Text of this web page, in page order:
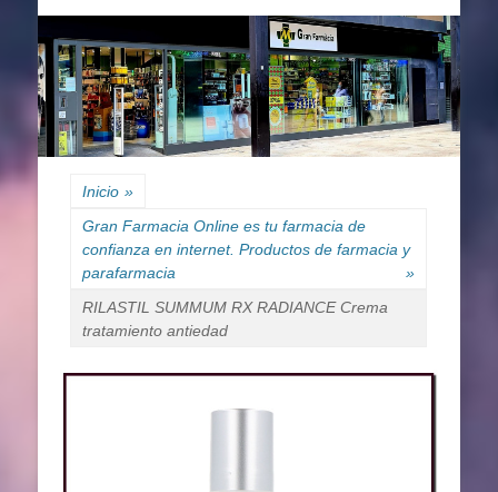
Inicio »
Gran Farmacia Online es tu farmacia de
confianza en internet. Productos de farmacia y
parafarmacia
»
RILASTIL SUMMUM RX RADIANCE Crema
tratamiento antiedad